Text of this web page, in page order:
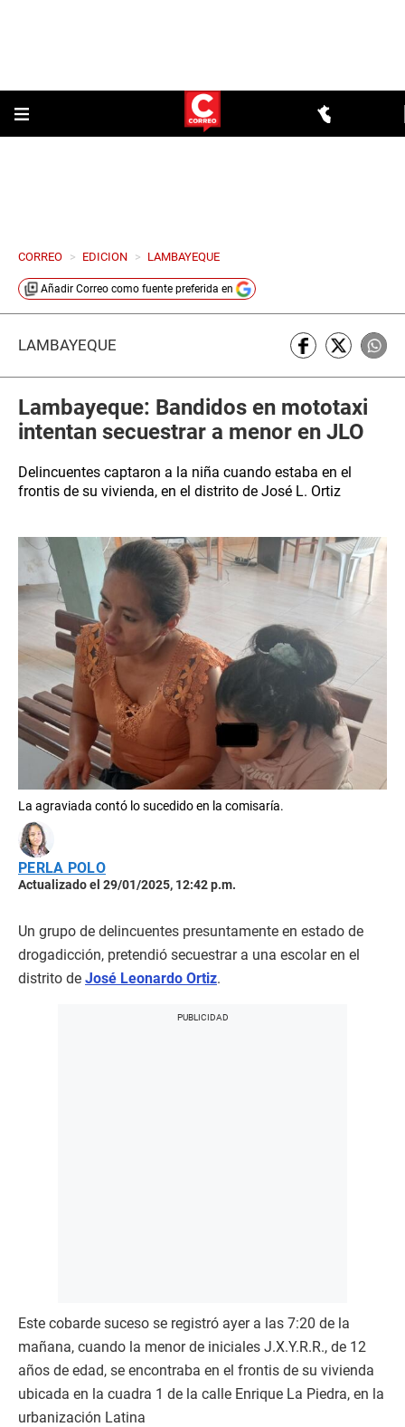
CORREO > EDICION > LAMBAYEQUE
Añadir Correo como fuente preferida en
LAMBAYEQUE
Lambayeque: Bandidos en mototaxi
intentan secuestrar a menor en JLO
Delincuentes captaron a la niña cuando estaba en el
frontis de su vivienda, en el distrito de José L. Ortiz
La agraviada contó lo sucedido en la comisaría.
PERLA POLO
Actualizado el 29/01/2025, 12:42 p.m.
Un grupo de delincuentes presuntamente en estado de
drogadicción, pretendió secuestrar a una escolar en el
distrito de José Leonardo Ortiz.
Este cobarde suceso se registró ayer a las 7:20 de la
mañana, cuando la menor de iniciales J.X.Y.R.R., de 12
años de edad, se encontraba en el frontis de su vivienda
ubicada en la cuadra 1 de la calle Enrique La Piedra, en la
urbanización Latina